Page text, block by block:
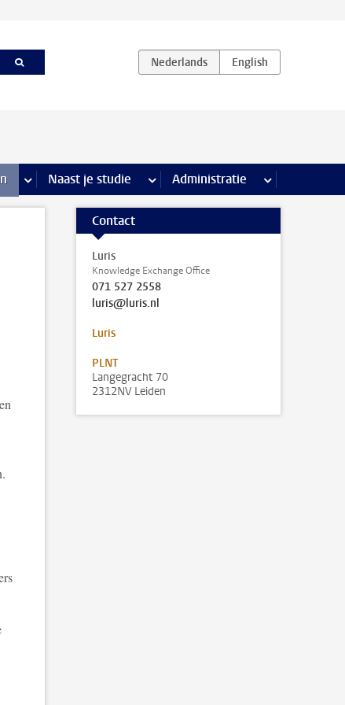
pagina’s
meer Stage & loopbaan pagina’s
Naast je studie meer Naast je studie pagina’s
Administratie meer
Contact
Luris
Knowledge Exchange Office
071 527 2558
luris@luris.nl
Luris
PLNT
Langegracht 70
2312NV Leiden